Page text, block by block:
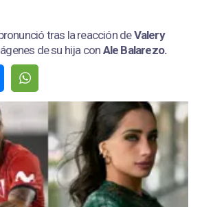
tras la reacción deValery
de su hija con Ale Balarezo.